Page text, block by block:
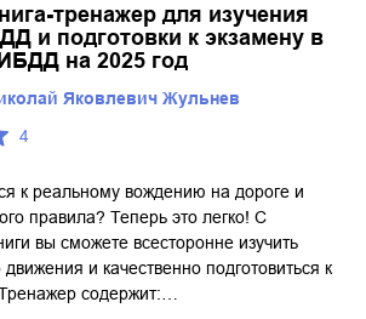
тренажер для изучения
и подготовки к экзамену в
на 2025 год
Яковлевич Жульнев
4
к реальному вождению на дороге и
правила? Теперь это легко! С
вы сможете всесторонне изучить
и качественно подготовиться к
содержит:…